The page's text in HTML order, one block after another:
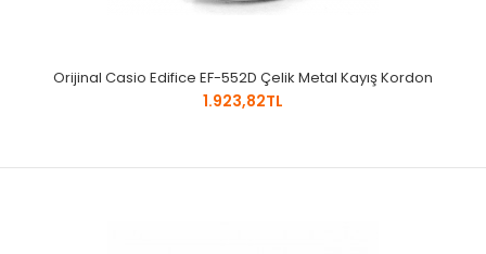
Orijinal Casio Edifice EF-552D Çelik Metal Kayış Kordon
1.923,82TL